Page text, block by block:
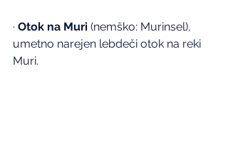
· Otok na Muri (nemško: Murinsel),
umetno narejen lebdeči otok na reki
Muri.